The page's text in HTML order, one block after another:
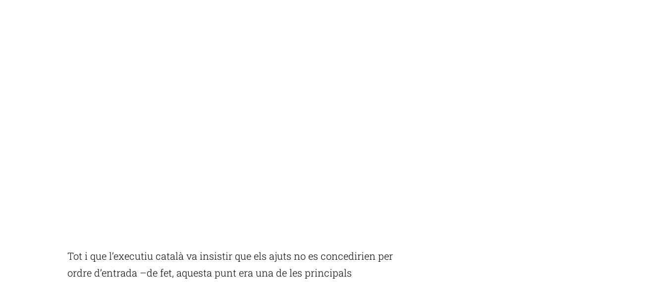
Tot i que l’executiu català va insistir que els ajuts no es concedirien per
ordre d’entrada –de fet, aquesta punt era una de les principals